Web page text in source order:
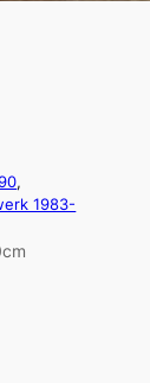
1983-